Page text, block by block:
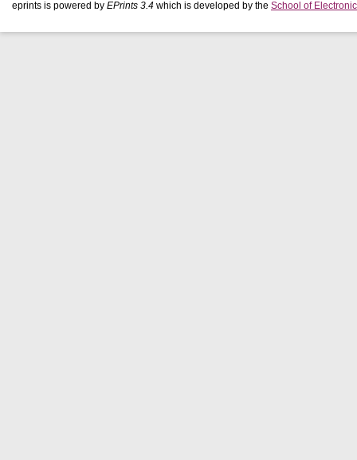
eprints is powered by EPrints 3.4 which is developed by the School of